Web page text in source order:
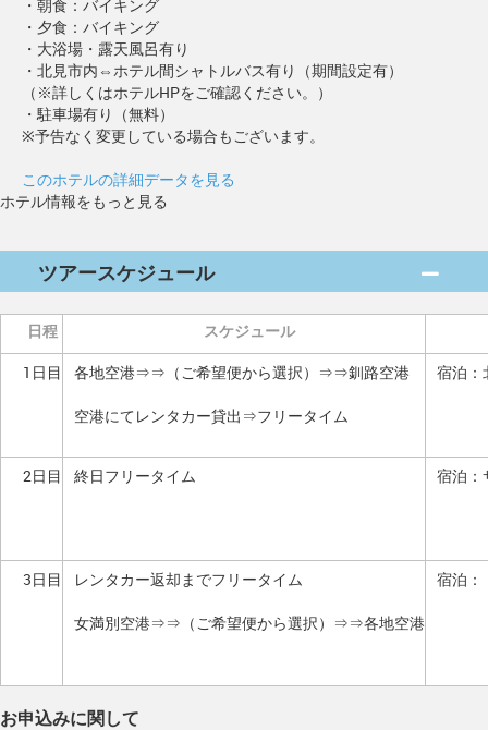
・朝食：バイキング
・夕食：バイキング
・大浴場・露天風呂有り
・北見市内⇔ホテル間シャトルバス有り（期間設定有）
（※詳しくはホテルHPをご確認ください。）
・駐車場有り（無料）
※予告なく変更している場合もございます。
このホテルの詳細データを見る
ホテル情報をもっと見る
ツアースケジュール
日程
スケジュール
1日目
各地空港⇒⇒（ご希望便から選択）⇒⇒釧路空港
空港にてレンタカー貸出⇒フリータイム
宿泊：
2日目 終日フリータイム 宿泊：
3日目 レンタカー返却までフリータイム
女満別空港⇒⇒（ご希望便から選択）⇒⇒各地空港
宿泊：
お申込みに関して